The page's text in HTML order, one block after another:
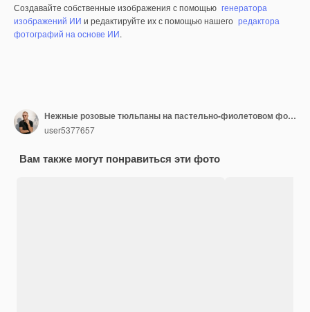
Создавайте собственные изображения с помощью генератора
изображений ИИ и редактируйте их с помощью нашего редактора
фотографий на основе ИИ.
Нежные розовые тюльпаны на пастельно-фиолетовом фоне.
user5377657
Вам также могут понравиться эти фото